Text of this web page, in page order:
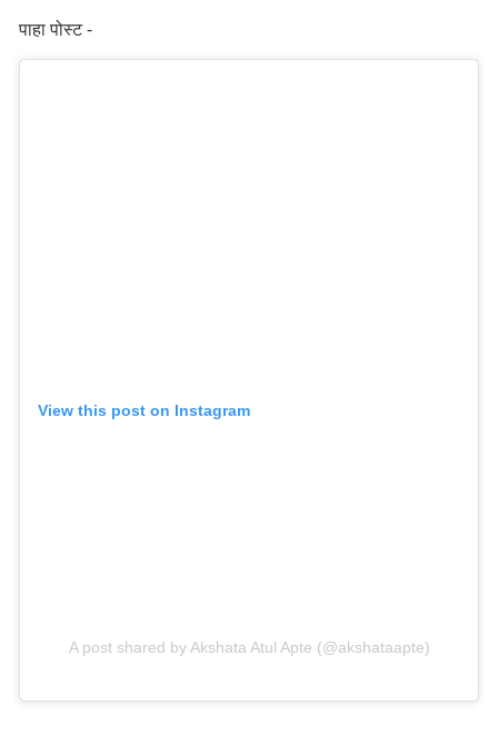
पाहा पोस्ट -
View this post on Instagram
A post shared by Akshata Atul Apte (@akshataapte)